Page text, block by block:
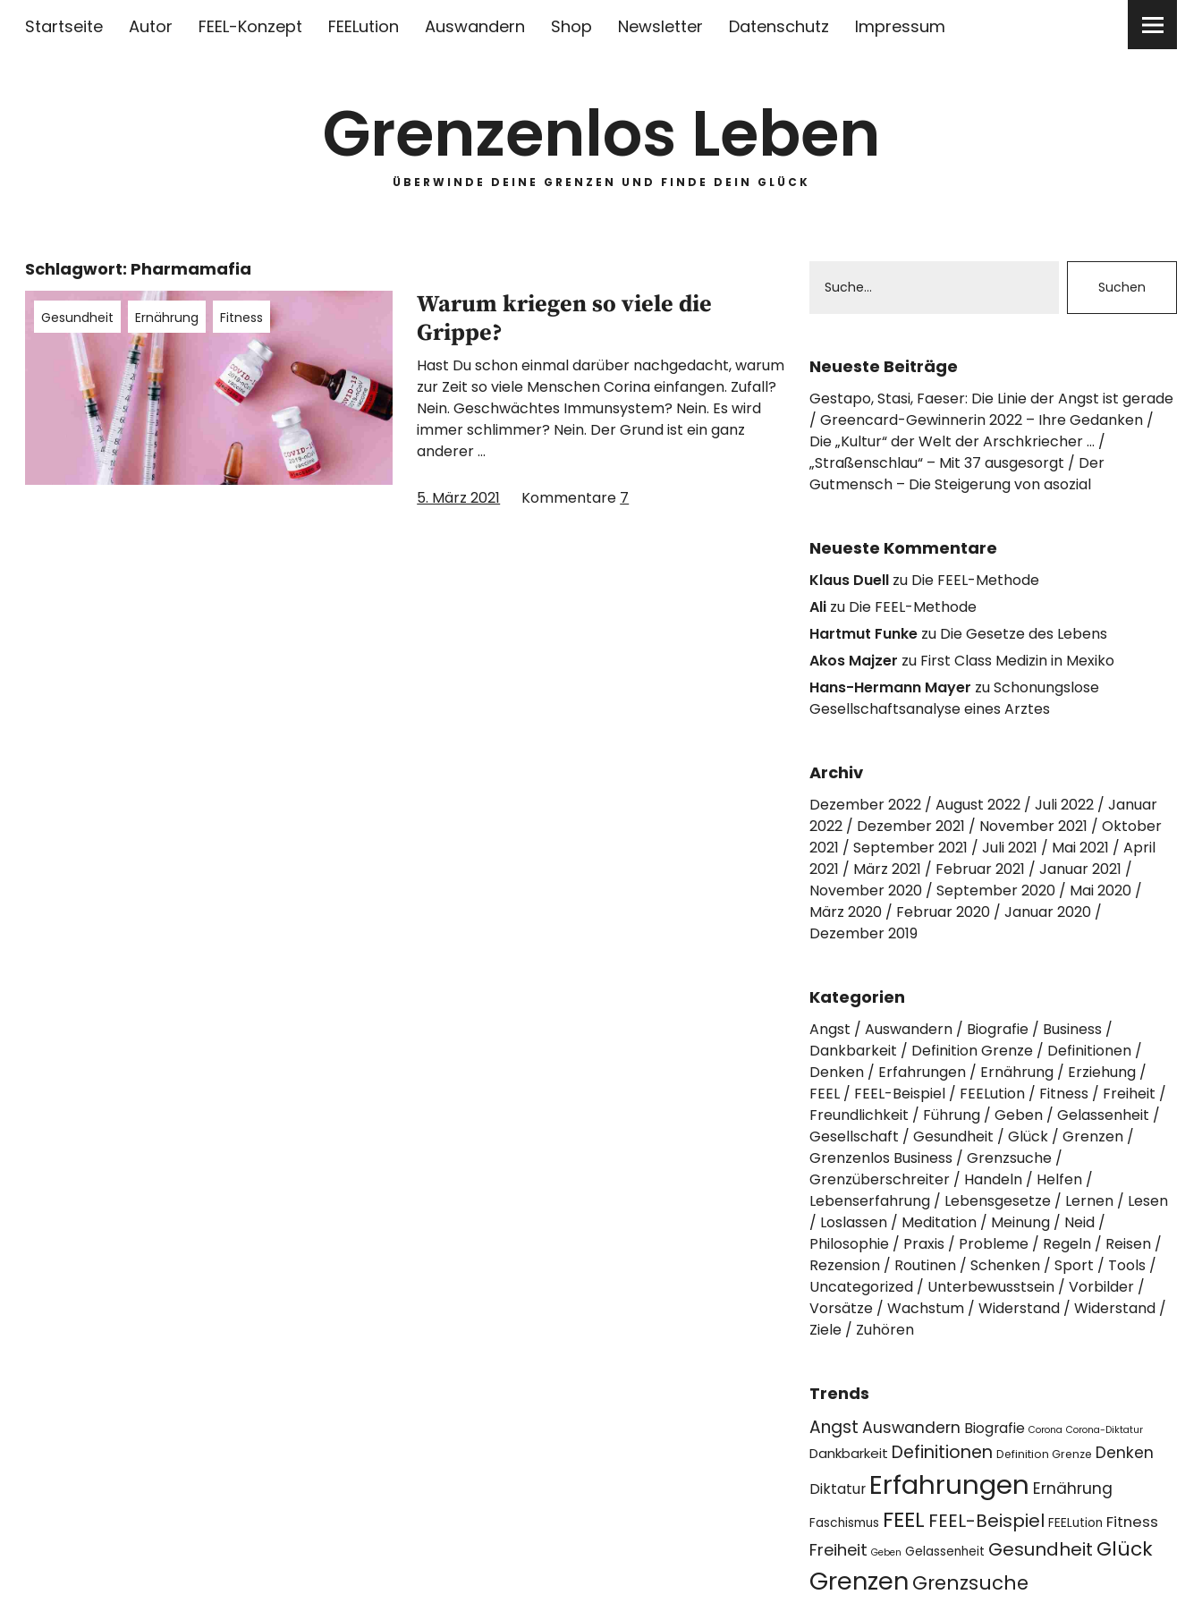
Startseite Autor FEEL-Konzept FEELution Auswandern Shop Newsletter Datenschutz Impressum
Grenzenlos Leben
ÜBERWINDE DEINE GRENZEN UND FINDE DEIN GLÜCK
Schlagwort: Pharmamafia
Gesundheit Ernährung Fitness
Warum kriegen so viele die
Grippe?
Hast Du schon einmal darüber nachgedacht, warum
zur Zeit so viele Menschen Corina einfangen. Zufall?
Nein. Geschwächtes Immunsystem? Nein. Es wird
immer schlimmer? Nein. Der Grund ist ein ganz
anderer …
5. März 2021 Kommentare 7
Neueste Beiträge
Gestapo, Stasi, Faeser: Die Linie der Angst ist gerade
Greencard-Gewinnerin 2022 – Ihre Gedanken
Die „Kultur“ der Welt der Arschkriecher …
„Straßenschlau“ – Mit 37 ausgesorgt
Der
Gutmensch – Die Steigerung von asozial
Neueste Kommentare
Klaus Duell zu Die FEEL-Methode
Ali zu Die FEEL-Methode
Hartmut Funke zu Die Gesetze des Lebens
Akos Majzer zu First Class Medizin in Mexiko
Hans-Hermann Mayer zuSchonungslose
Gesellschaftsanalyse eines Arztes
Archiv
Dezember 2022 August 2022 Juli 2022
Januar
2022
Dezember 2021 November 2021
Oktober
2021
September 2021 Juli 2021 Mai 2021
April
2021
März 2021 Februar 2021
Januar 2021
November 2020
September 2020
Mai 2020
März 2020
Februar 2020
Januar 2020
Dezember 2019
Kategorien
Angst Auswandern Biografie
Business
Dankbarkeit
Definition Grenze
Definitionen
Denken
Erfahrungen Ernährung
Erziehung
FEEL
FEEL-Beispiel FEELution Fitness
Freiheit
Freundlichkeit
Führung Geben
Gelassenheit
Gesellschaft
Gesundheit Glück
Grenzen
Grenzenlos Business
Grenzsuche
Grenzüberschreiter
Handeln
Helfen
Lebenserfahrung
Lebensgesetze Lernen
Lesen
Loslassen
Meditation Meinung
Neid
Philosophie
Praxis Probleme Regeln
Reisen
Rezension
Routinen Schenken Sport
Tools
Uncategorized
Unterbewusstsein
Vorbilder
Vorsätze
Wachstum Widerstand
Widerstand
Ziele
Zuhören
Trends
Angst Auswandern Biografie Corona Corona-Diktatur
Dankbarkeit Definitionen Definition Grenze Denken
Diktatur Erfahrungen Ernährung
Faschismus FEEL FEEL-Beispiel FEELution Fitness
Freiheit Geben Gelassenheit Gesundheit Glück
Grenzen Grenzsuche